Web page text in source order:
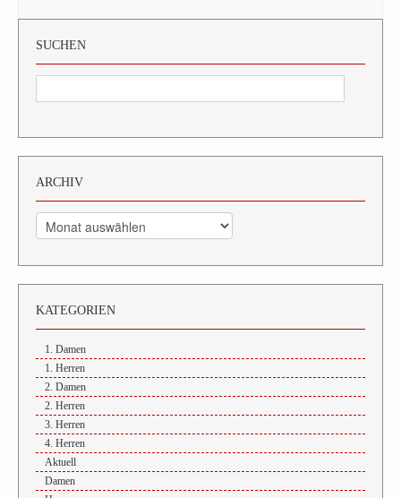
SUCHEN
ARCHIV
Archiv
KATEGORIEN
1. Damen
1. Herren
2. Damen
2. Herren
3. Herren
4. Herren
Aktuell
Damen